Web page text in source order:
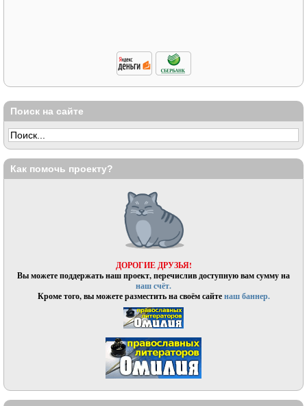
Поиск на сайте
Как помочь проекту?
ДОРОГИЕ ДРУЗЬЯ!
Вы можете поддержать наш проект, перечислив доступную вам сумму на
наш счёт.
Кроме того, вы можете разместить на своём сайтенаш баннер.